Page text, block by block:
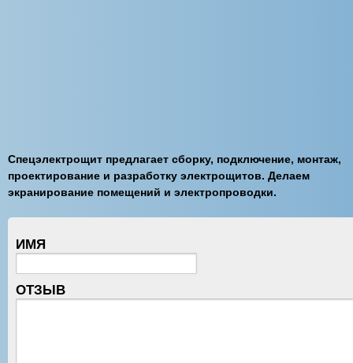
Спецэлектрощит предлагает сборку, подключение, монтаж,
проектирование и разработку электрощитов. Делаем
экранирование помещений и электропроводки.
ИМЯ
ОТЗЫВ